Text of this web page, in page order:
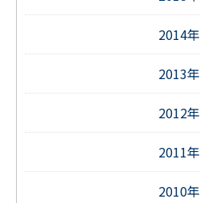
2014年
2013年
2012年
2011年
2010年